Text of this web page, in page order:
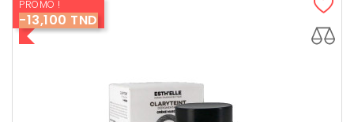
PROMO !
-13,100 TND